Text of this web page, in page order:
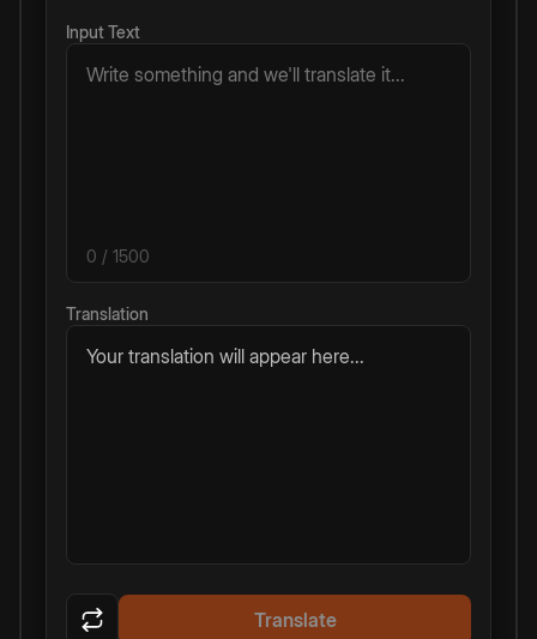
Input Text
0 / 1500
Translation
Your translation will appear here...
Translate